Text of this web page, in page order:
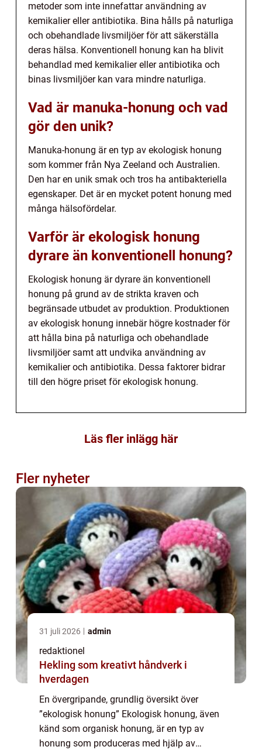
metoder som inte innefattar användning av
kemikalier eller antibiotika. Bina hålls på naturliga
och obehandlade livsmiljöer för att säkerställa
deras hälsa. Konventionell honung kan ha blivit
behandlad med kemikalier eller antibiotika och
binas livsmiljöer kan vara mindre naturliga.
Vad är manuka-honung och vad
gör den unik?
Manuka-honung är en typ av ekologisk honung
som kommer från Nya Zeeland och Australien.
Den har en unik smak och tros ha antibakteriella
egenskaper. Det är en mycket potent honung med
många hälsofördelar.
Varför är ekologisk honung
dyrare än konventionell honung?
Ekologisk honung är dyrare än konventionell
honung på grund av de strikta kraven och
begränsade utbudet av produktion. Produktionen
av ekologisk honung innebär högre kostnader för
att hålla bina på naturliga och obehandlade
livsmiljöer samt att undvika användning av
kemikalier och antibiotika. Dessa faktorer bidrar
till den högre priset för ekologisk honung.
Läs fler inlägg här
Fler nyheter
31 juli 2026 admin
redaktionel
Hekling som kreativt håndverk i
hverdagen
En övergripande, grundlig översikt över
”ekologisk honung” Ekologisk honung, även
känd som organisk honung, är en typ av
honung som produceras med hjälp av